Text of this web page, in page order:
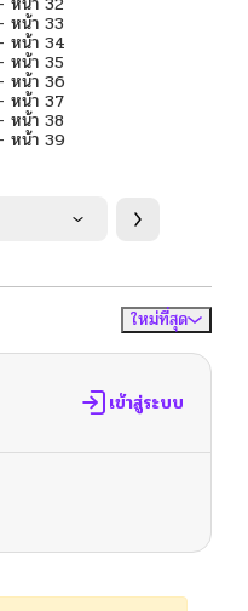
ใหม่ที่สุด
เข้าสู่ระบบ